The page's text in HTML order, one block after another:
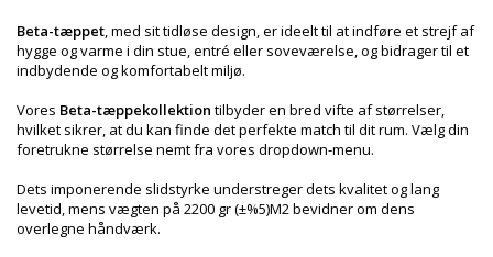
Beta-tæppet, med sit tidløse design, er ideelt til at indføre et strejf af
hygge og varme i din stue, entré eller soveværelse, og bidrager til et
indbydende og komfortabelt miljø.
Vores Beta-tæppekollektion tilbyder en bred vifte af størrelser,
hvilket sikrer, at du kan finde det perfekte match til dit rum. Vælg din
foretrukne størrelse nemt fra vores dropdown-menu.
Dets imponerende slidstyrke understreger dets kvalitet og lang
levetid, mens vægten på 2200 gr (±%5)M2 bevidner om dens
overlegne håndværk.